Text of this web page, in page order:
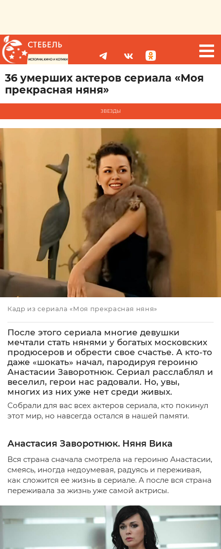
36 умерших актеров сериала «Моя
прекрасная няня»
ЗВЕЗДЫ
Кадр из сериала «Моя прекрасная няня»
После этого сериала многие девушки
мечтали стать нянями у богатых московских
продюсеров и обрести свое счастье. А кто-то
даже «шокать» начал, пародируя героиню
Анастасии Заворотнюк. Сериал расслаблял и
веселил, герои нас радовали. Но, увы,
многих из них уже нет среди живых.
Собрали для вас всех актеров сериала, кто покинул
этот мир, но навсегда остался в нашей памяти.
Анастасия Заворотнюк. Няня Вика
Вся страна сначала смотрела на героиню Анастасии,
смеясь, иногда недоумевая, радуясь и переживая,
как сложится ее жизнь в сериале. А после вся страна
переживала за жизнь уже самой актрисы.